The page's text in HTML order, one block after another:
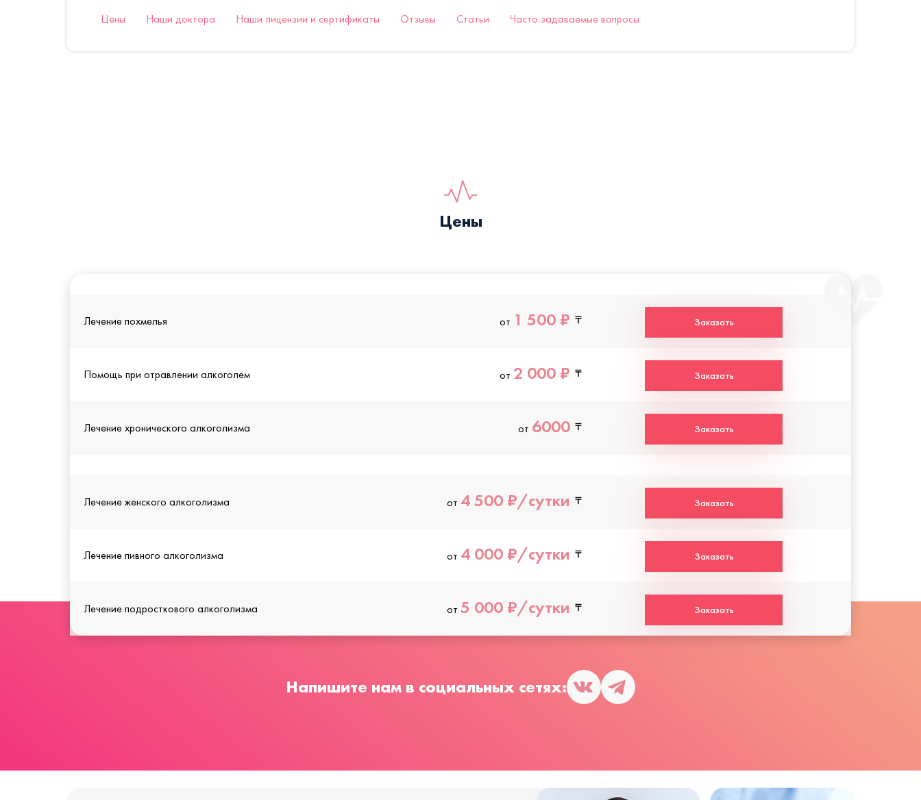
Цены Наши доктора Наши лицензии и сертификаты Отзывы Статьи Часто задаваемые вопросы
Цены
Лечение похмелья от 1 500 ₽ Заказать
Помощь при отравлении алкоголем от 2 000 ₽ Заказать
Лечение хронического алкоголизма от 6000 Заказать
Лечение женского алкоголизма от 4 500 ₽/сутки Заказать
Лечение пивного алкоголизма от 4 000 ₽/сутки Заказать
Лечение подросткового алкоголизма от 5 000 ₽/сутки Заказать
Напишите нам в социальных сетях: